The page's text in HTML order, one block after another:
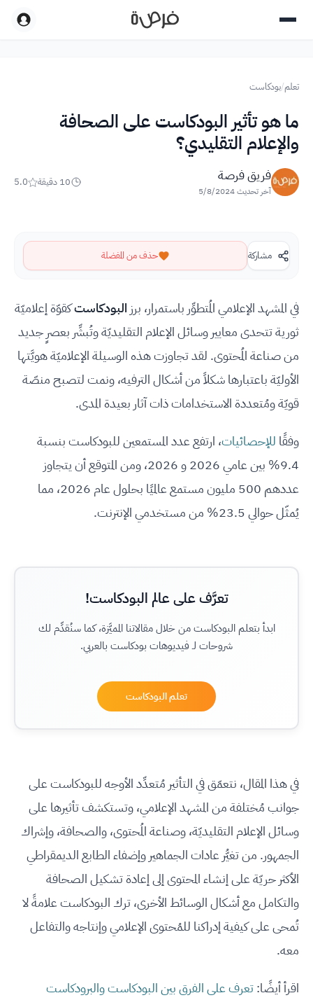
تعلم/بودكاست
ما هو تأثير البودكاست على الصحافة
والإعلام التقليدي؟
فريق فرصة
آخر تحديث5/8/2024
10 دقيقة 5.0
مشاركة حذف من المفضلة
في المشهد الإعلامي المُتطوِّر باستمرار، برز البودكاستكقوّة إعلاميّة
ثورية تتحدى معايير وسائل الإعلام التقليديّة وتُبشِّر بعصرٍ جديد
من صناعة المُحتوى. لقد تجاوزت هذه الوسيلة الإعلاميّة هويَّتها
الأوليّة باعتبارها شكلاً من أشكال الترفيه، ونمت لتصبح منصّة
قويّة ومُتعددة الاستخدامات ذات آثار بعيدة المدى.
وفقًا للإحصائيات، ارتفع عدد المستمعين للبودكاست بنسبة
9.4% بين عامي 2026 و 2026، ومن المتوقع أن يتجاوز
عددهم 500 مليون مستمع عالميًا بحلول عام 2026، مما
يُمثّل حوالي 23.5% من مستخدمي الإنترنت.
تعرَّف على عالم البودكاست!
ابدأ بتعلم البودكاست من خلال مقالاتنا المميَّزة، كما سنُقدِّم لك
شروحات لـ فيديوهات بودكاست بالعربي.
تعلم البودكاست
في هذا المقال، نتعمّق في التأثير مُتعدِّد الأوجه للبودكاست على
جوانب مُختلفة من المشهد الإعلامي، وتستكشف تأثيرها على
وسائل الإعلام التقليديّة، وصناعة المُحتوى، والصحافة، وإشراك
الجمهور. من تغيُّر عادات الجماهير وإضفاء الطابع الديمقراطي
الأكثر حريّة على إنشاء المحتوى إلى إعادة تشكيل الصحافة
والتكامل مع أشكال الوسائط الأخرى، ترك البودكاست علامةً لا
تُمحى على كيفية إدراكنا للمُحتوى الإعلامي وإنتاجه والتفاعل
معه.
اقرأ أيضًا:تعرف على الفرق بين البودكاست والبرودكاست